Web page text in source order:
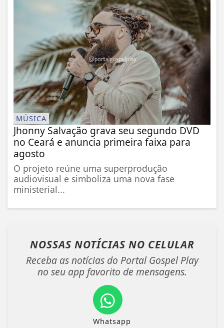
MÚSICA
Jhonny Salvação grava seu segundo DVD
no Ceará e anuncia primeira faixa para
agosto
O projeto reúne uma superprodução
audiovisual e simboliza uma nova fase
ministerial...
NOSSAS NOTÍCIAS NO CELULAR
Receba as notícias do Portal Gospel Play
no seu app favorito de mensagens.
Whatsapp